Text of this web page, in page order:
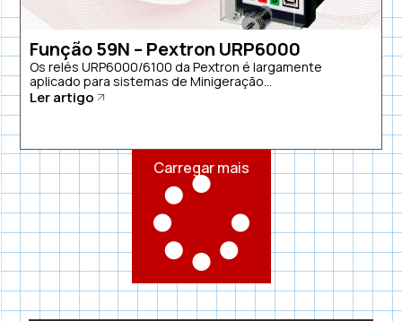
Função 59N – Pextron URP6000
Os relés URP6000/6100 da Pextron é largamente
aplicado para sistemas de Minigeração...
Ler artigo
Carregar mais